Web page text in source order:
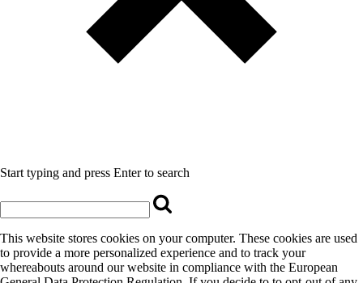
Start typing and press Enter to search
This website stores cookies on your computer. These cookies are used
to provide a more personalized experience and to track your
whereabouts around our website in compliance with the European